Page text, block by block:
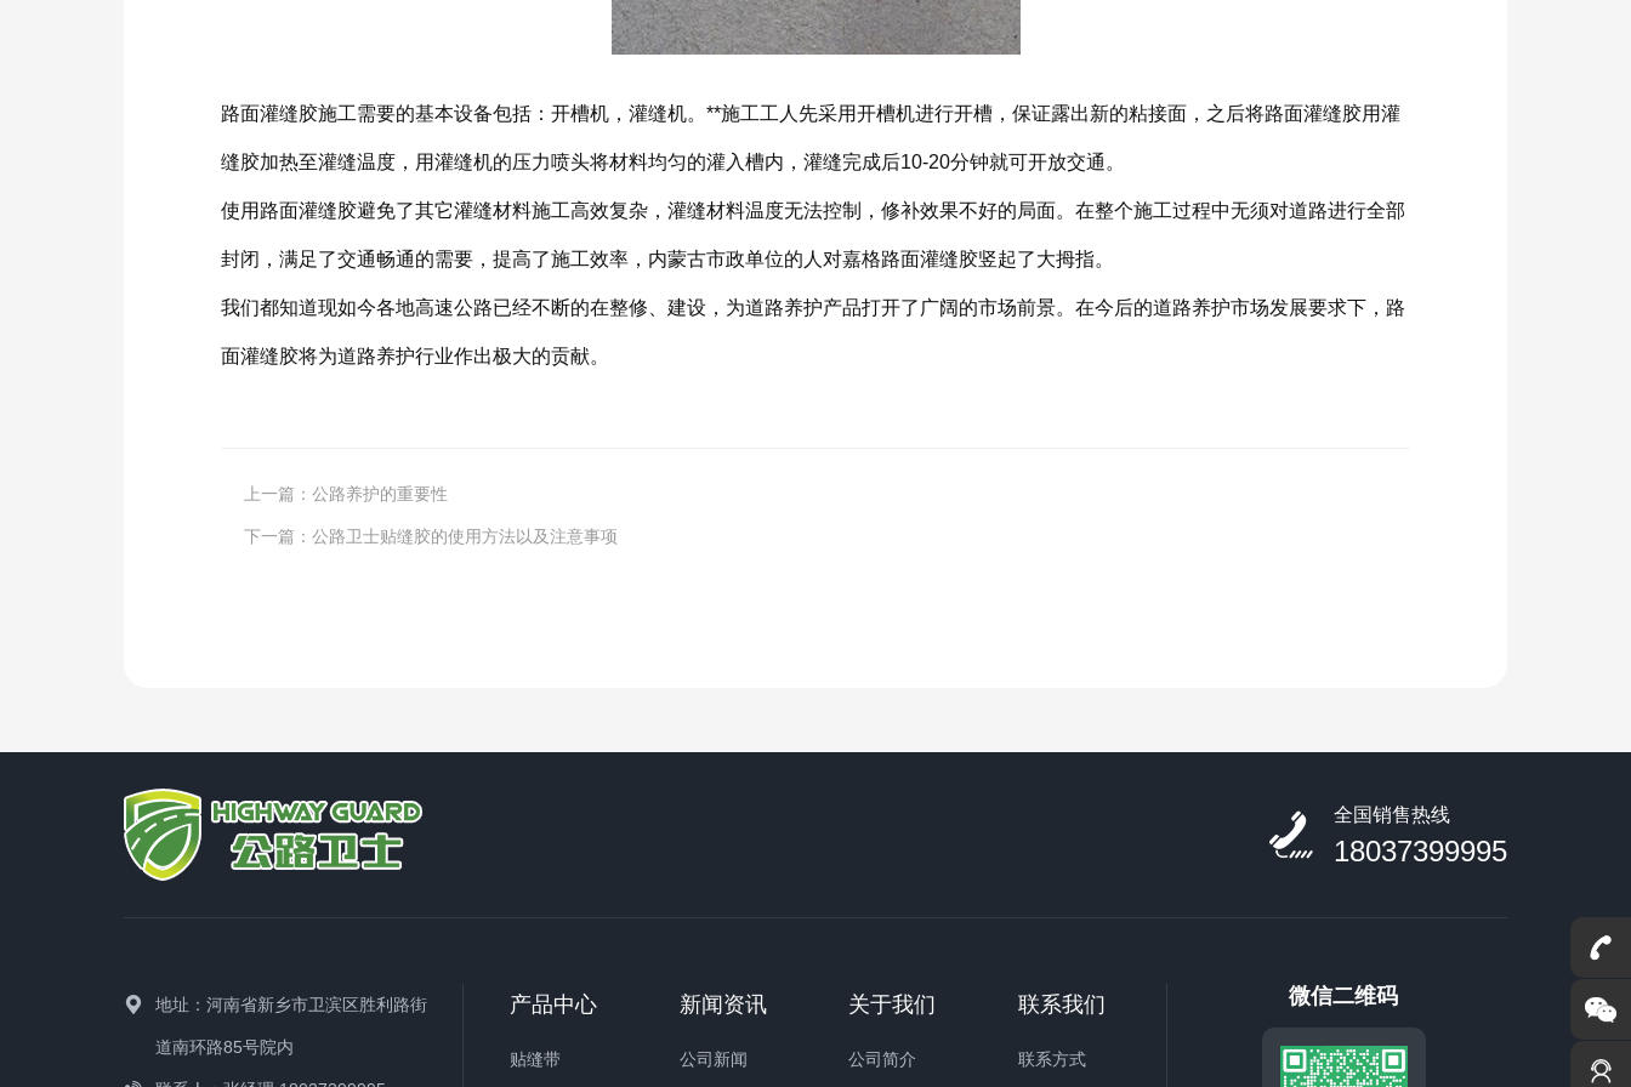
路面灌缝胶施工需要的基本设备包括：开槽机，灌缝机。**施工工人先采用开槽机进行开槽，保证露出新的粘接面，之后将路面灌缝胶用灌
缝胶加热至灌缝温度，用灌缝机的压力喷头将材料均匀的灌入槽内，灌缝完成后10-20分钟就可开放交通。
使用路面灌缝胶避免了其它灌缝材料施工高效复杂，灌缝材料温度无法控制，修补效果不好的局面。在整个施工过程中无须对道路进行全部
封闭，满足了交通畅通的需要，提高了施工效率，内蒙古市政单位的人对嘉格路面灌缝胶竖起了大拇指。
我们都知道现如今各地高速公路已经不断的在整修、建设，为道路养护产品打开了广阔的市场前景。在今后的道路养护市场发展要求下，路
面灌缝胶将为道路养护行业作出极大的贡献。
上一篇：公路养护的重要性
下一篇：公路卫士贴缝胶的使用方法以及注意事项
全国销售热线
18037399995
地址：河南省新乡市卫滨区胜利路街
道南环路85号院内
产品中心
贴缝带
新闻资讯
公司新闻
关于我们
公司简介
联系我们
联系方式
微信二维码